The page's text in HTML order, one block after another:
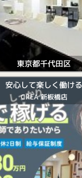
東京都千代田区
安心して楽しく働ける
CREA 新板橋店